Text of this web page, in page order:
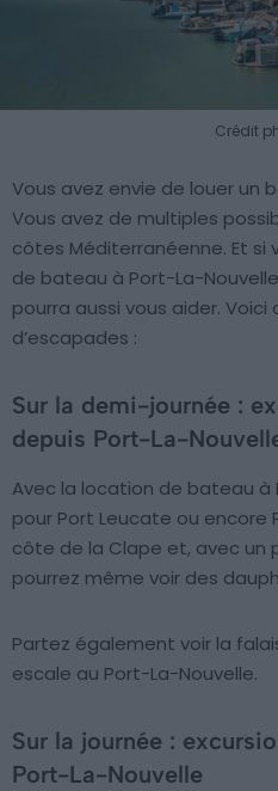
Crédit
Vous avez envie de louer un
Vous avez de multiples
côtes Méditerranéenne. Et si
de bateau à Port-La-
pourra aussi vous aider.
d’escapades :
Sur la demi-journée :
depuis Port-La-
Avec la location de bateau à
pour Port Leucate ou encore
côte de la Clape et, avec un
pourrez même voir des
Partez également voir la
escale au Port-La-Nouvelle.
Sur la journée :
Port-La-Nouvelle